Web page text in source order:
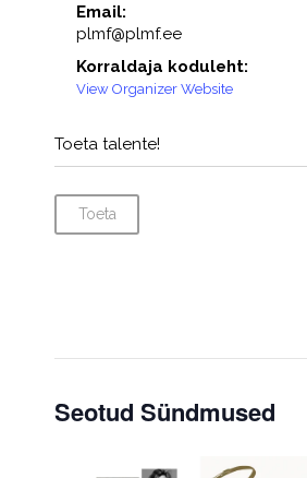
Email:
plmf@plmf.ee
Korraldaja koduleht:
View Organizer Website
Toeta talente!
Toeta
Seotud Sündmused